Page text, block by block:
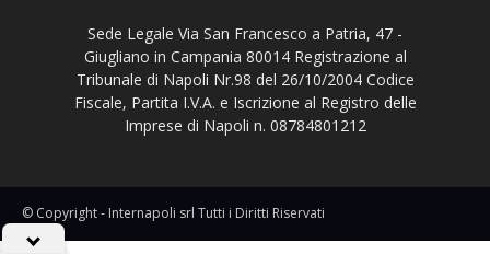
Sede Legale Via San Francesco a Patria, 47 -
Giugliano in Campania 80014 Registrazione al
Tribunale di Napoli Nr.98 del 26/10/2004 Codice
Fiscale, Partita I.V.A. e Iscrizione al Registro delle
Imprese di Napoli n. 08784801212
© Copyright - Internapoli srl Tutti i Diritti Riservati